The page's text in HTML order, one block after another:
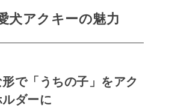
犬アクキーの魅力
で「うちの子」 をアク
ダーに